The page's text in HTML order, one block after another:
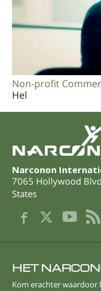
Non-profit
Hel
Narconon
7065 Hollywood
States
HET
Kom erachter waardoor